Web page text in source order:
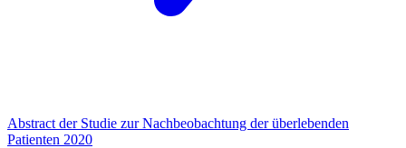
Abstract der Studie zur Nachbeobachtung der überlebenden
Patienten 2020